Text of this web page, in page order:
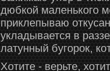
дюбкой маленького
приклепываю
укладывается в
латунный бугорок,
Хотите - верьте,